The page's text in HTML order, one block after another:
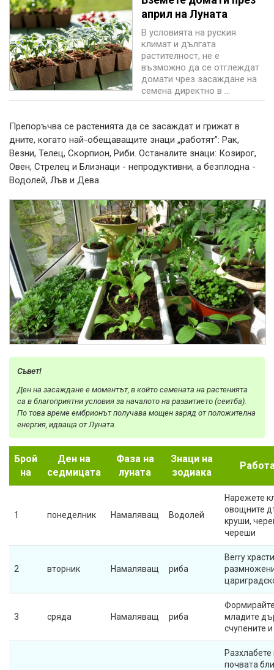
април на Луната
В условията на руския
климат и дългата
растителност, не е
възможно да се отглеждат
домати чрез засаждане на
семена директно в ...
Препоръчва се растенията да се засаждат и грижат в
дните, когато най-обещаващите знаци „работят”: Рак,
Везни, Телец, Скорпион, Риби. Останалите знаци: Козирог,
Овен, Стрелец и Близнаци - непродуктивни, а безплодна -
Водолей, Лъв и Дева.
Съвет!
Ден на засаждане е моментът, в който семената на растенията
са в благоприятни условия за началото на развитието (сеитба).
По това време ембрионът получава мощен заряд от положителна
енергия, идваща от Луната.
Брой
на
Ден на
седмицата
Фаза на
луната
Знаци на
зодиака
1 понеделник Намаляващ Водолей
Нарежете
овощните
круши,
череши
2 вторник Намаляващ риба
Berry
3 сряда Намаляващ риба
младите
счупените
Разхлабете
почвата